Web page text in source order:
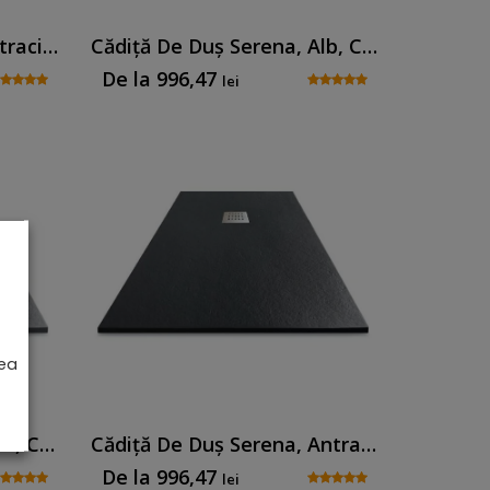
Cădiță De Duș Senia, Antracit, Cu Sifon Inclus
Cădiță De Duș Serena, Alb, Cu Sifon Inclus
De la 996,47 lei
Cădiță De Duș Serena, Gri, Cu Sifon Inclus
Cădiță De Duș Serena, Antracit, Cu Sifon Inclus
De la 996,47 lei